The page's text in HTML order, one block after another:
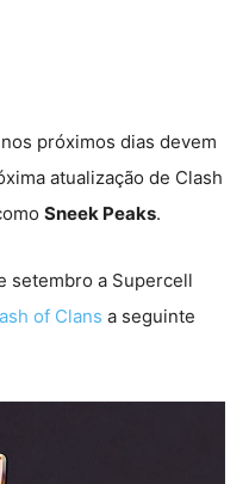
próximos dias devem
atualização de Clash
Sneek Peaks.
setembro a Supercell
of Clans a seguinte